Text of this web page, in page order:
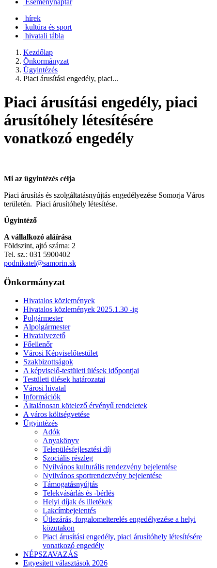
Eseménynaptár
hírek
kultúra és sport
hivatali tábla
Kezdőlap
Önkormányzat
Ügyintézés
Piaci árusítási engedély, piaci...
Piaci árusítási engedély, piaci
árusítóhely létesítésére
vonatkozó engedély
Mi az ügyintézés célja
Piaci árusítás és szolgáltatásnyújtás engedélyezése Somorja Város
területén. Piaci árusítóhely létesítése.
Ügyintéző
A vállalkozó aláírása
Földszint, ajtó száma: 2
Tel. sz.: 031 5900402
podnikatel@samorin.sk
Önkormányzat
Hivatalos közlemények
Hivatalos közlemények 2025.1.30 -ig
Polgármester
Alpolgármester
Hivatalvezető
Főellenőr
Városi Képviselőtestület
Szakbizottságok
A képviselő-testületi ülések időpontjai
Testületi ülések határozatai
Városi hivatal
Információk
Általánosan kötelező érvényű rendeletek
A város költségvetése
Ügyintézés
Adók
Anyakönyv
Településfejlesztési díj
Szociális részleg
Nyilvános kulturális rendezvény bejelentése
Nyilvános sportrendezvény bejelentése
Támogatásnyújtás
Telekvásárlás és -bérlés
Helyi díjak és illetékek
Lakcímbejelentés
Útlezárás, forgalomelterelés engedélyezése a helyi
közutakon
Piaci árusítási engedély, piaci árusítóhely létesítésére
vonatkozó engedély
NÉPSZAVAZÁS
Egyesített választások 2026